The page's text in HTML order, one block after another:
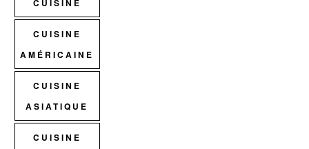
CUISINE
CUISINE
AMÉRICAINE
CUISINE
ASIATIQUE
CUISINE